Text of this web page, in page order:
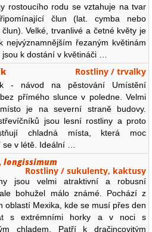
rostoucího rodu se vztahuje na tvar
člun (lat. cymba nebo
Velké, trvanlivé a četné květy je
nejvýznamnějším řezaným květinám
k dostání v květináči …
Rostliny / trvalky
- návod na pěstování Umístění
přímého slunce v poledne. Velmi
je na severní straně budovy.
jsou lesní rostliny a proto
chladná místa, která moc
v létě. Ideální …
, longissimum
Rostliny / sukulenty, kaktusy
jsou velmi atraktivní a robusní
bohužel málo známé. Pochází z
oblastí Mexika, kde se musí přes den
s extrémními horky a v noci s
chladem. Patří k dračincovitým